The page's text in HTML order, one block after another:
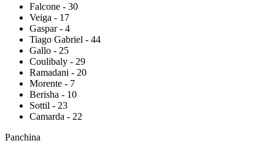
Falcone - 30
Veiga - 17
Gaspar - 4
Tiago Gabriel - 44
Gallo - 25
Coulibaly - 29
Ramadani - 20
Morente - 7
Berisha - 10
Sottil - 23
Camarda - 22
Panchina